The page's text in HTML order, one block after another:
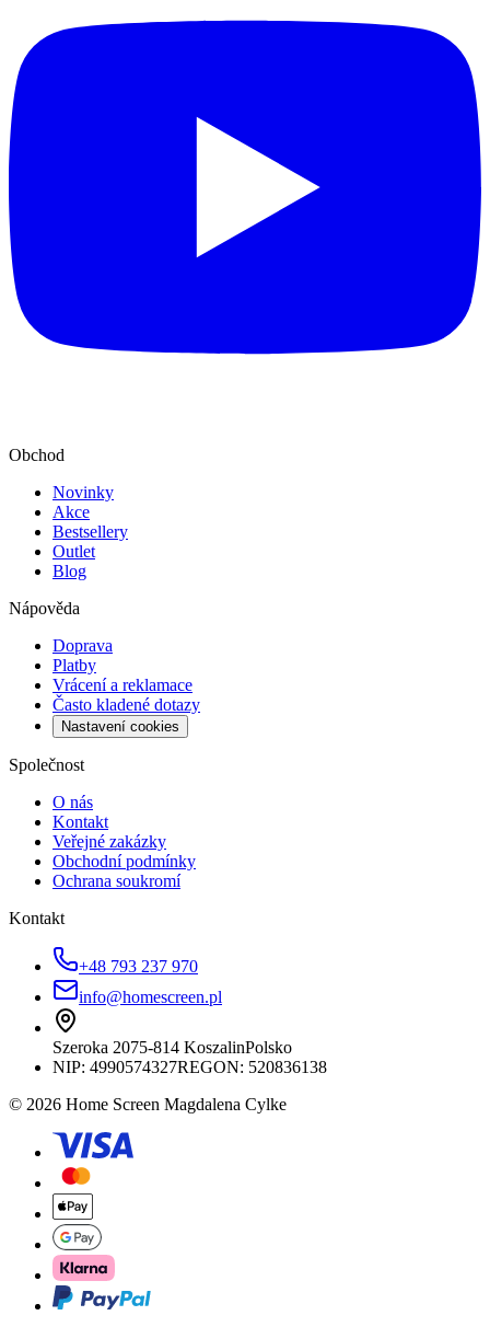
Obchod
Novinky
Akce
Bestsellery
Outlet
Blog
Nápověda
Doprava
Platby
Vrácení a reklamace
Často kladené dotazy
Nastavení cookies
Společnost
O nás
Kontakt
Veřejné zakázky
Obchodní podmínky
Ochrana soukromí
Kontakt
+48 793 237 970
info@homescreen.pl
Szeroka 2075-814 KoszalinPolsko
NIP: 4990574327REGON: 520836138
© 2026 Home Screen Magdalena Cylke